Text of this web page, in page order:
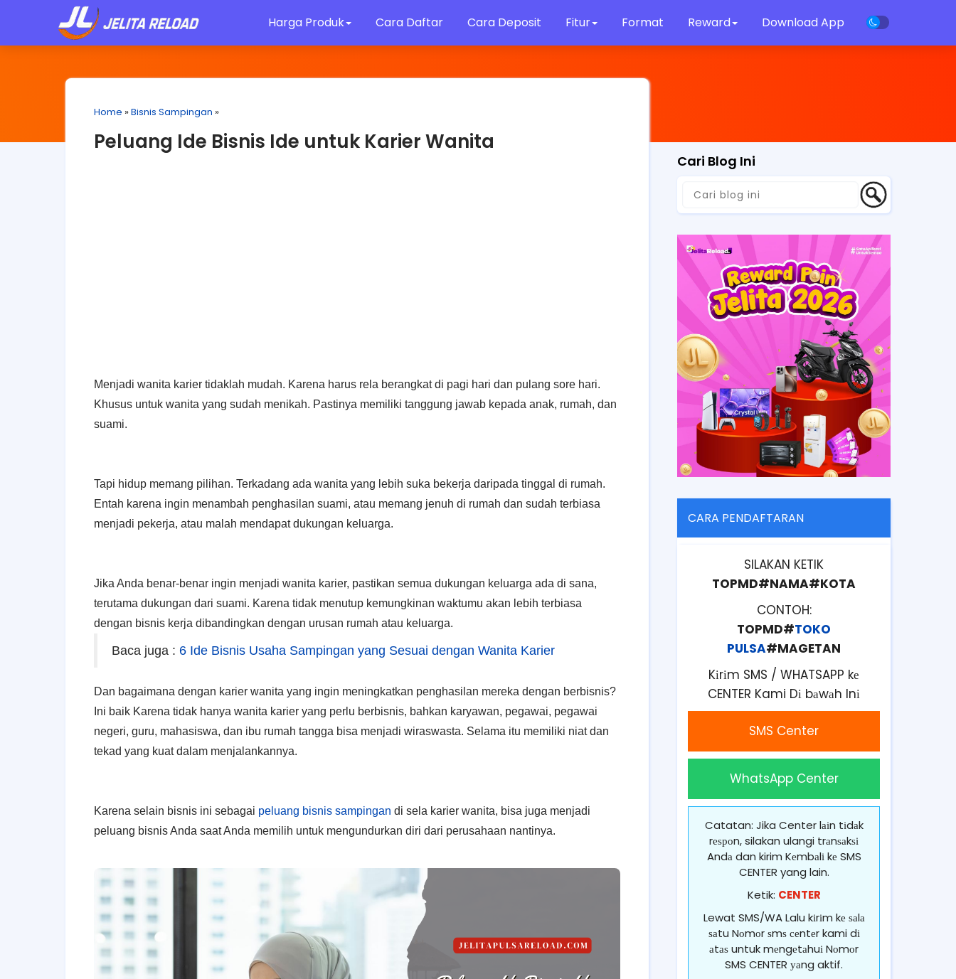
Harga Produk Cara Daftar Cara Deposit Fitur Format Reward Download App
Home »Bisnis Sampingan »
Peluang Ide Bisnis Ide untuk Karier Wanita
Menjadi wanita karier tidaklah mudah. Karena harus rela berangkat di pagi hari dan pulang sore hari.
Khusus untuk wanita yang sudah menikah. Pastinya memiliki tanggung jawab kepada anak, rumah, dan
suami.
Tapi hidup memang pilihan. Terkadang ada wanita yang lebih suka bekerja daripada tinggal di rumah.
Entah karena ingin menambah penghasilan suami, atau memang jenuh di rumah dan sudah terbiasa
menjadi pekerja, atau malah mendapat dukungan keluarga.
Jika Anda benar-benar ingin menjadi wanita karier, pastikan semua dukungan keluarga ada di sana,
terutama dukungan dari suami. Karena tidak menutup kemungkinan waktumu akan lebih terbiasa
dengan bisnis kerja dibandingkan dengan urusan rumah atau keluarga.
Baca juga : 6 Ide Bisnis Usaha Sampingan yang Sesuai dengan Wanita Karier
Dan bagaimana dengan karier wanita yang ingin meningkatkan penghasilan mereka dengan berbisnis?
Ini baik Karena tidak hanya wanita karier yang perlu berbisnis, bahkan karyawan, pegawai, pegawai
negeri, guru, mahasiswa, dan ibu rumah tangga bisa menjadi wiraswasta. Selama itu memiliki niat dan
tekad yang kuat dalam menjalankannya.
Karena selain bisnis ini sebagai peluang bisnis sampingan di sela karier wanita, bisa juga menjadi
peluang bisnis Anda saat Anda memilih untuk mengundurkan diri dari perusahaan nantinya.
Cari Blog Ini
CARA PENDAFTARAN
SILAKAN KETIK
TOPMD#NAMA#KOTA
CONTOH:
TOPMD#TOKO
PULSA#MAGETAN
Kіrіm SMS / WHATSAPP kе
CENTER Kami Dі bаwаh Inі
SMS Center
WhatsApp Center
Catatan: Jika Center lаіn tіdаk
rеѕроn, silakan ulangi trаnѕаkѕі
Andа dan kirim Kеmbаlі kе SMS
CENTER yang lain.
Ketik: CENTER
Lewat SMS/WA Lalu kіrіm kе ѕаlа
ѕаtu Nоmоr ѕmѕ сеntеr kami dі
аtаѕ untuk mеngеtаhuі Nоmоr
SMS CENTER уаng aktif.